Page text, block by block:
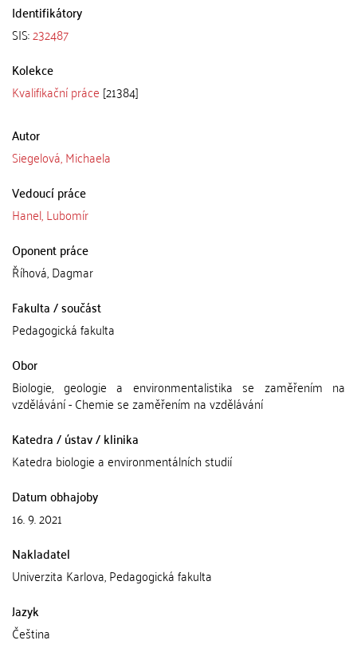
Identifikátory
SIS:232487
Kolekce
Kvalifikační práce [21384]
Autor
Siegelová, Michaela
Vedoucí práce
Hanel, Lubomír
Oponent práce
Říhová, Dagmar
Fakulta / součást
Pedagogická fakulta
Obor
Biologie, geologie a environmentalistika se zaměřením na
vzdělávání - Chemie se zaměřením na vzdělávání
Katedra / ústav / klinika
Katedra biologie a environmentálních studií
Datum obhajoby
16. 9. 2021
Nakladatel
Univerzita Karlova, Pedagogická fakulta
Jazyk
Čeština